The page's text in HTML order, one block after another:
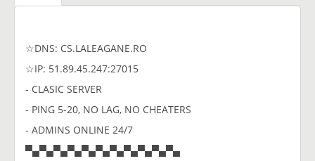
☆DNS: CS.LALEAGANE.RO
☆IP: 51.89.45.247:27015
- CLASIC SERVER
- PING 5-20, NO LAG, NO CHEATERS
- ADMINS ONLINE 24/7
▀▄▀▄▀▄▀▄▀▄▀▄▀▄▀▄▀▄▀▄▀▄